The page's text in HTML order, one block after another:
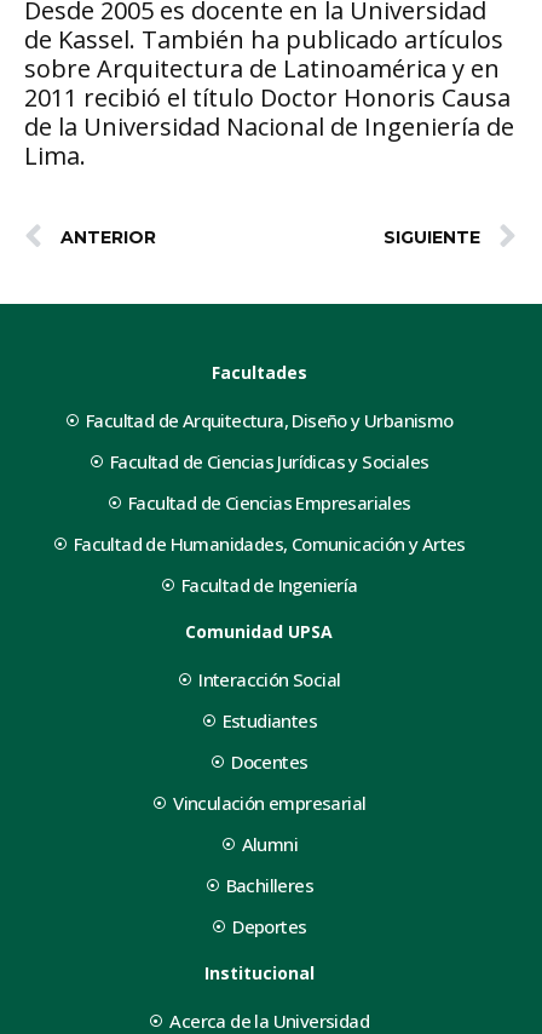
Desde 2005 es docente en la Universidad
de Kassel. También ha publicado artículos
sobre Arquitectura de Latinoamérica y en
2011 recibió el título Doctor Honoris Causa
de la Universidad Nacional de Ingeniería de
Lima.
ANTERIOR SIGUIENTE
Facultades
Facultad de Arquitectura, Diseño y Urbanismo
Facultad de Ciencias Jurídicas y Sociales
Facultad de Ciencias Empresariales
Facultad de Humanidades, Comunicación y Artes
Facultad de Ingeniería
Comunidad UPSA
Interacción Social
Estudiantes
Docentes
Vinculación empresarial
Alumni
Bachilleres
Deportes
Institucional
Acerca de la Universidad